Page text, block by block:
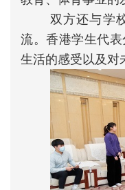
双方还与学
流。香港学生代
生活的感受以及对